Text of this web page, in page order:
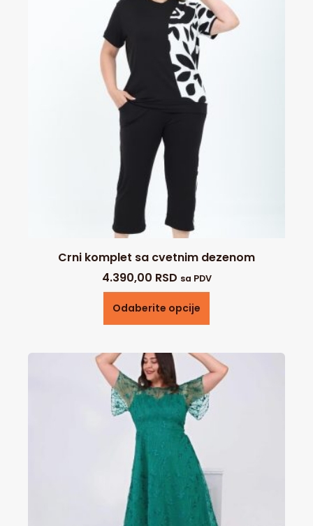
Crni komplet sa cvetnim dezenom
4.390,00 RSD sa PDV
Odaberite opcije